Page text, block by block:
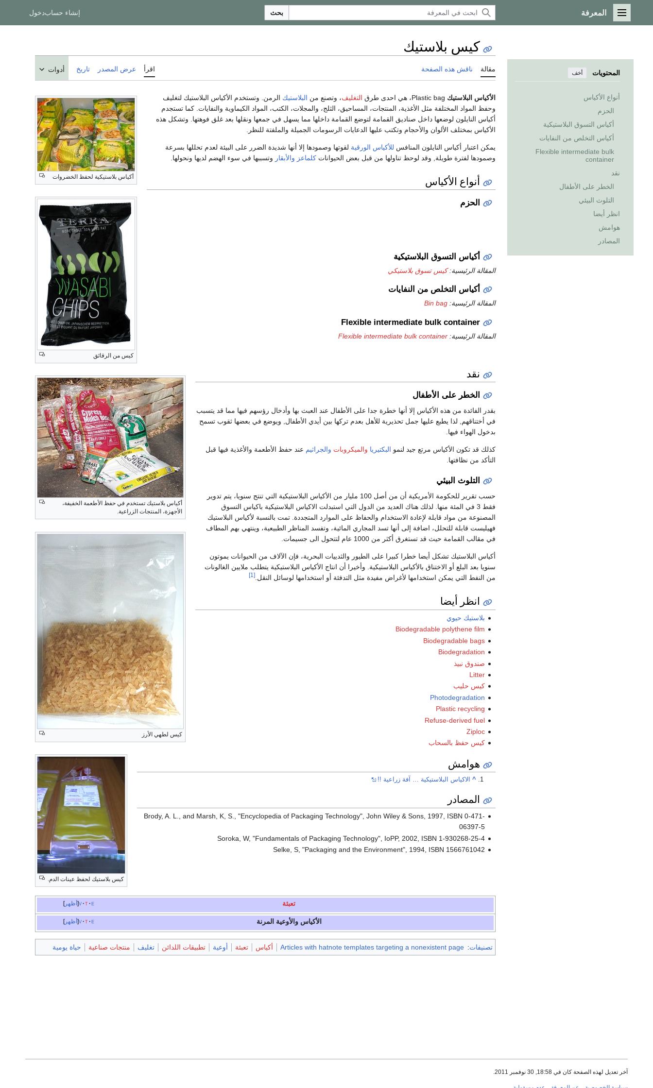
القائمة الرئيسية
المعرفة بحث إنشاء حسابدخول
المحتويات أخف
أنواع الأكياس
الحزم
أكياس التسوق البلاستيكية
أكياس التخلص من النفايات
Flexible intermediate bulk
container
نقد
الخطر على الأطفال
التلوث البيئي
انظر أيضا
هوامش
المصادر
كيس بلاستيك
مقالة ناقش هذه الصفحة اقرأ عرض المصدر تاريخ أدوات
أكياس بلاستيكية لحفظ الخضروات
كيس من الرقائق
الأكياس البلاستيك التغليف، وتصنع من البلاستيك الرمن. وتستخدم الأكياس البلاستيك لتغليف
وحفظ المواد المختلفة مثل الأغذية، المنتجات، المساحيق، الثلج، والمجلات، الكتب، المواد الكيماوية والنفايات. كما تستجدم
أكياس النايلون لوضعها داخل صناديق القمامة لتوضع القمامة داخلها مما يسهل في جمعها ونقلها بعد غلق فوهتها. وتشكل هذه
الأكياس بمختلف الألوان والأحجام وتكتب عليها الدعايات الرسومات الجميلة والملفتة للنظر.
يمكن اعتبار أكياس النايلون المنافس للأكياس الورقية لقوتها وصمودها إلا أنها شديدة الضرر على البيئة لعدم تحللها بسرعة
وصمودها لفترة طويلة, وقد لوحظ تناولها من قبل بعض الحيوانات كلماعز والأبقار وتسببها في سوء الهضم لديها ونحولها.
أنواع الأكياس
الحزم
أكياس بلاستيك تستخدم في حفظ الأطعمة الخفيفة،
الأجهزة، المنتجات الزراعية.
كيس لطهي الأرز
أكياس التسوق البلاستيكية
المقالة الرئيسية:كيس تسوق بلاستيكي
أكياس التخلص من النفايات
المقالة الرئيسية: Bin bag
Flexible intermediate bulk container
المقالة الرئيسية: Flexible intermediate bulk container
نقد
الخطر على الأطفال
بقدر الفائدة من هذه الأكياس إلا أنها خطرة جدا على الأطفال عند العبث بها وأدخال رؤسهم فيها مما قد يتسبب
في أختناقهم, لذا يطبع عليها جمل تحذيرية للأهل بعدم تركها بين أيدي الأطفال, ويوضع في بعضها ثقوب تسمح
بدخول الهواء فيها.
كذلك قد تكون الأكياس مرتع جيد لنمو البكتيريا والميكروبات والجراثيم عند حفظ الأطعمة والأغذية فيها قبل
التأكد من نظافتها.
التلوث البيئي
حسب تقرير للحكومة الأمريكية أن من أصل 100 مليار من الأكياس البلاستيكية التي تنتج سنويا، يتم تدوير
فقط 3 في المئة منها. لذلك هناك العديد من الدول التي استبدلت الاكياس البلاستيكية باكياس التسوق
المصنوعة من مواد قابلة لإعادة الاستخدام والحفاظ على الموارد المتجددة. تمت بالنسبة لأكياس البلاستيك
فهيليست قابلة للتحلل، اضافة إلى أنها تسد المجاري المائية، وتفسد المناظر الطبيعية، وينتهي بهم المطاف
في مقالب القمامة حيث قد تستغرق أكثر من 1000 عام لتتحول الى جسيمات.
أكياس البلاستيك تشكل أيضا خطرا كبيرا على الطيور والثدييات البحرية، فإن الآلاف من الحيوانات يموتون
سنويا بعد البلع أو الاختناق بالأكياس البلاستيكية. وأخيرا أن انتاج الأكياس البلاستيكية يتطلب ملايين الغالونات
من النفط التي يمكن استخدامها لأغراض مفيدة مثل التدفئة أو استخدامها لوسائل النقل.[1]
انظر أيضا
كيس بلاستيك لحفظ عينات الدم.
بلاستيك حيوي
Biodegradable polythene film
Biodegradable bags
Biodegradation
صندوق نبيذ
Litter
كيس حليب
Photodegradation
Plastic recycling
Refuse-derived fuel
Ziploc
كيس حفظ بالسحاب
هوامش
^ الاكياس البلاستيكية … آفة زراعية !!
المصادر
Brody, A. L., and Marsh, K, S., "Encyclopedia of Packaging Technology", John Wiley & Sons, 1997, ISBN 0-471-
06397-5
Soroka, W, "Fundamentals of Packaging Technology", IoPP, 2002, ISBN 1-930268-25-4
Selke, S, "Packaging and the Environment", 1994, ISBN 1566761042
أظهر v t e تعبئة
أظهر v t e الأكياس والأوعية المرنة
تصنيفات:
Articles with hatnote templates targeting a nonexistent page أكياس تعبئة أوعية تطبيقات اللدائن تغليف منتجات صناعية حياة يومية
آخر تعديل لهذه الصفحة كان في 18:58, 30 نوفمبر 2011.